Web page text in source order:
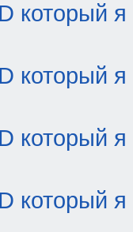
который я
который я
который я
который я